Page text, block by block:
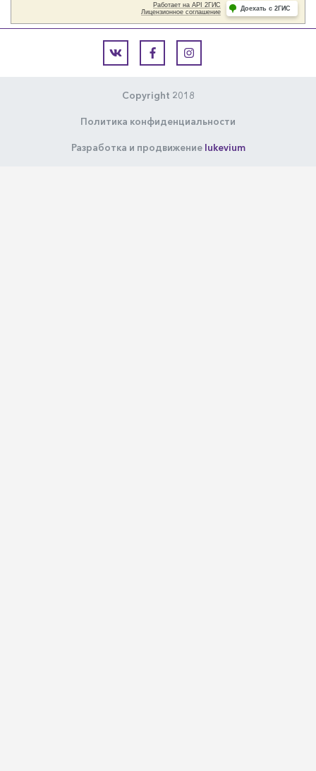
Copyright 2018
Политика конфиденциальности
Разработка и продвижение lukevium